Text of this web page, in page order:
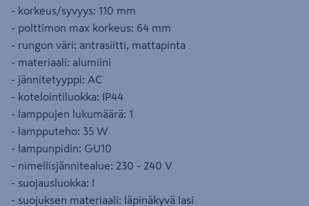
- korkeus/syvyys: 110 mm
- polttimon max korkeus: 64 mm
- rungon väri: antrasiitti, mattapinta
- materiaali: alumiini
- jännitetyyppi: AC
- kotelointiluokka: IP44
- lamppujen lukumäärä: 1
- lampputeho: 35 W
- lampunpidin: GU10
- nimellisjännitealue: 230 - 240 V
- suojausluokka: I
- suojuksen materiaali: läpinäkyvä lasi